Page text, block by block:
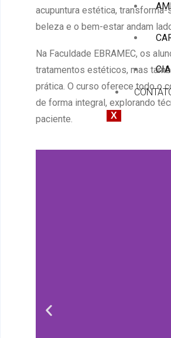
X
acupuntura estética,
beleza e o bem-estar andam
Na Faculdade EBRAMEC, os
tratamentos estéticos, mas
prática. O curso oferece todo o
de forma integral, explorando
paciente.